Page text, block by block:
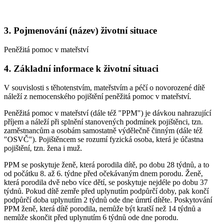
3. Pojmenování (název) životní situace
Peněžitá pomoc v mateřství
4. Základní informace k životní situaci
V souvislosti s těhotenstvím, mateřstvím a péčí o novorozené dítě
náleží z nemocenského pojištění peněžitá pomoc v mateřství.
Peněžitá pomoc v mateřství (dále též "PPM") je dávkou nahrazující
příjem a náleží při splnění stanovených podmínek pojištěnci, tzn.
zaměstnancům a osobám samostatně výdělečně činným (dále též
"OSVČ"). Pojištěncem se rozumí fyzická osoba, která je účastna
pojištění, tzn. žena i muž.
PPM se poskytuje ženě, která porodila dítě, po dobu 28 týdnů, a to
od počátku 8. až 6. týdne před očekávaným dnem porodu. Ženě,
která porodila dvě nebo více dětí, se poskytuje nejdéle po dobu 37
týdnů. Pokud dítě zemře před uplynutím podpůrčí doby, pak končí
podpůrčí doba uplynutím 2 týdnů ode dne úmrtí dítěte. Poskytování
PPM ženě, která dítě porodila, nemůže být kratší než 14 týdnů a
nemůže skončit před uplynutím 6 týdnů ode dne porodu.